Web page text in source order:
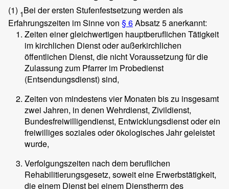
(1) 1Bei der ersten Stufenfestsetzung werden als
Erfahrungszeiten im Sinne von § 6Absatz 5 anerkannt:
Zeiten einer gleichwertigen hauptberuflichen Tätigkeit
im kirchlichen Dienst oder außerkirchlichen
öffentlichen Dienst, die nicht Voraussetzung für die
Zulassung zum Pfarrer im Probedienst
(Entsendungsdienst) sind,
Zeiten von mindestens vier Monaten bis zu insgesamt
zwei Jahren, in denen Wehrdienst, Zivildienst,
Bundesfreiwilligendienst, Entwicklungsdienst oder ein
freiwilliges soziales oder ökologisches Jahr geleistet
wurde,
Verfolgungszeiten nach dem beruflichen
Rehabilitierungsgesetz, soweit eine Erwerbstätigkeit,
die einem Dienst bei einem Dienstherrn des